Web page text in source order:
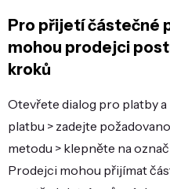
Pro přijetí částečné
mohou prodejci
kroků
Otevřete dialog pro platby
platbu > zadejte
metodu > klepněte na
Prodejci mohou přijímat